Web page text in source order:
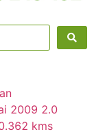
2009 2.0
kms